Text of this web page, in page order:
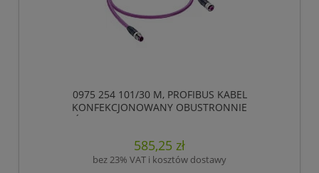
0975 254 101/30 M, PROFIBUS KABEL
KONFEKCJONOWANY OBUSTRONNIE
ZAKOŃCZONY, ZŁĄCZE MĘSKIE M12 DO ZŁĄCZE
LUMBERG AUTOMATION
585,25 zł
bez 23% VAT i kosztów dostawy